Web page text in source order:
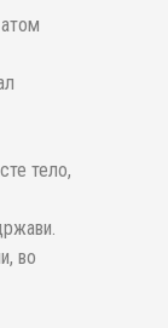
тело,
во